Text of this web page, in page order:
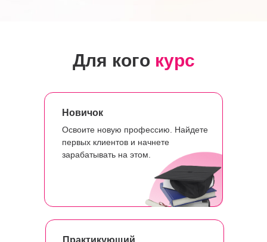
Для кого курс
Новичок
Освоите новую профессию. Найдете
первых клиентов и начнете
зарабатывать на этом.
Практикующий